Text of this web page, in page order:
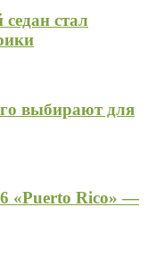
стал
выбирают для
«Puerto Rico» —